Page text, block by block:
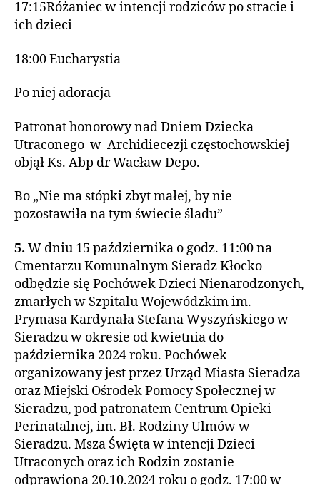
17:15Różaniec w intencji rodziców po stracie i
ich dzieci
18:00 Eucharystia
Po niej adoracja
Patronat honorowy nad Dniem Dziecka
Utraconego w Archidiecezji częstochowskiej
objął Ks. Abp dr Wacław Depo.
Bo „Nie ma stópki zbyt małej, by nie
pozostawiła na tym świecie śladu”
5. W dniu 15 października o godz. 11:00 na
Cmentarzu Komunalnym Sieradz Kłocko
odbędzie się Pochówek Dzieci Nienarodzonych,
zmarłych w Szpitalu Wojewódzkim im.
Prymasa Kardynała Stefana Wyszyńskiego w
Sieradzu w okresie od kwietnia do
października 2024 roku. Pochówek
organizowany jest przez Urząd Miasta Sieradza
oraz Miejski Ośrodek Pomocy Społecznej w
Sieradzu, pod patronatem Centrum Opieki
Perinatalnej, im. Bł. Rodziny Ulmów w
Sieradzu. Msza Święta w intencji Dzieci
Utraconych oraz ich Rodzin zostanie
odprawiona 20.10.2024 roku o godz. 17:00 w